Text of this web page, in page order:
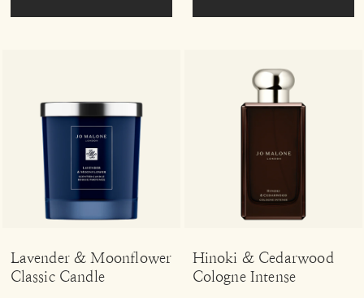
Lavender & Moonflower
Classic Candle
Hinoki & Cedarwood
Cologne Intense